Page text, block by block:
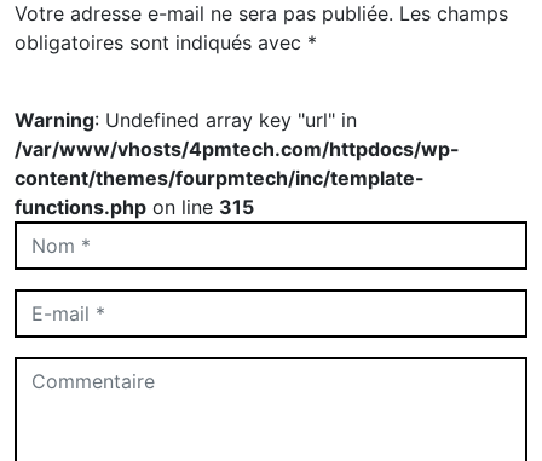
Votre adresse e-mail ne sera pas publiée. Les champs
obligatoires sont indiqués avec *
Warning: Undefined array key "url" in
/var/www/vhosts/4pmtech.com/httpdocs/wp-
content/themes/fourpmtech/inc/template-
functions.php on line 315